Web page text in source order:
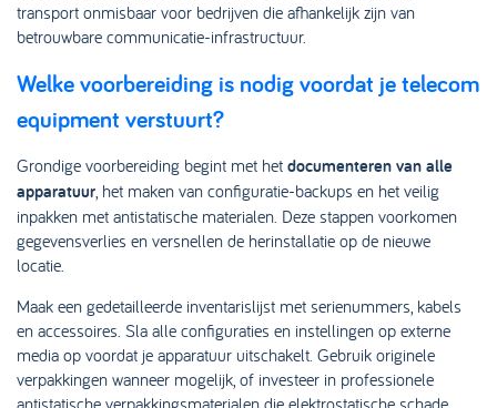
transport onmisbaar voor bedrijven die afhankelijk zijn van
betrouwbare communicatie-infrastructuur.
Welke voorbereiding is nodig voordat je telecom
equipment verstuurt?
Grondige voorbereiding begint met het documenteren van alle
apparatuur, het maken van configuratie-backups en het veilig
inpakken met antistatische materialen. Deze stappen voorkomen
gegevensverlies en versnellen de herinstallatie op de nieuwe
locatie.
Maak een gedetailleerde inventarislijst met serienummers, kabels
en accessoires. Sla alle configuraties en instellingen op externe
media op voordat je apparatuur uitschakelt. Gebruik originele
verpakkingen wanneer mogelijk, of investeer in professionele
antistatische verpakkingsmaterialen die elektrostatische schade